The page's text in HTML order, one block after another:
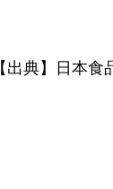
【出典】日本